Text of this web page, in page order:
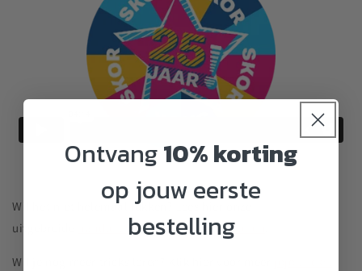
Wil het niet helemaal lukken? Lees hier onze
uitgebreide
handleiding om jojo tricks te leren
Wil je nog meer tricks leren? Klik hier voor meer
Ontvang10% korting
op jouw eerste
bestelling